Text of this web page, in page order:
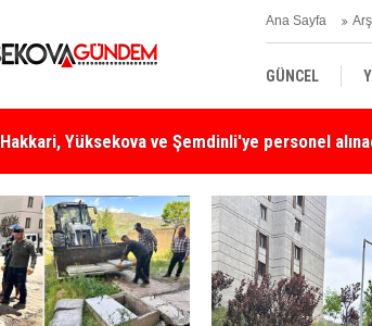
Ana Sayfa
GÜNCEL
SİYASET
Hakkari, Yüksekova ve Şemdinli'ye personel